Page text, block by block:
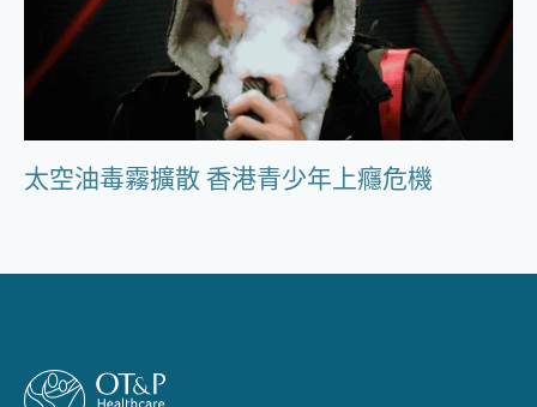
太空油毒霧擴散 香港青少年上癮危機